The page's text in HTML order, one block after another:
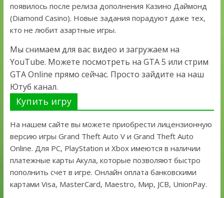
появилось после релиза дополнения Казино Даймонд
(Diamond Casino). Новые задания порадуют даже тех,
кто не любит азартные игры.
Мы снимаем для вас видео и загружаем на
YouTube. Можете посмотреть на GTA 5 или стрим
GTA Online прямо сейчас. Просто зайдите на наш
Ютуб канал.
Купить игру
На нашем сайте вы можете приобрести лицензионную
версию игры Grand Theft Auto V и Grand Theft Auto
Online. Для PC, PlayStation и Xbox имеются в наличии
платежные карты Акула, которые позволяют быстро
пополнить счет в игре. Онлайн оплата банковскими
картами Visa, MasterCard, Maestro, Мир, JCB, UnionPay.